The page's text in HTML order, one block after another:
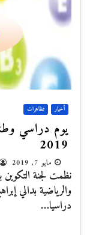
أخبار تظاهرات
2019
مايو 7, 2019
نظمت لجنة التكوين
والرياضية بدالي
دراسيا…